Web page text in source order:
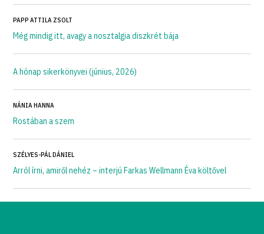
PAPP ATTILA ZSOLT
Még mindig itt, avagy a nosztalgia diszkrét bája
A hónap sikerkönyvei (június, 2026)
NÁNIA HANNA
Rostában a szem
SZÉLYES-PÁL DÁNIEL
Arról írni, amiről nehéz – interjú Farkas Wellmann Éva költővel